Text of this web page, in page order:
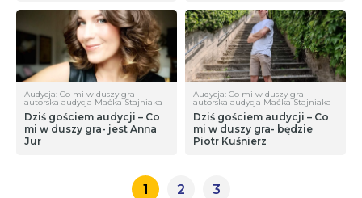
Audycja: Co mi w duszy gra –
autorska audycja Maćka Stajniaka
Dziś gościem audycji – Co
mi w duszy gra- jest Anna
Jur
Audycja: Co mi w duszy gra –
autorska audycja Maćka Stajniaka
Dziś gościem audycji – Co
mi w duszy gra- będzie
Piotr Kuśnierz
1 2 3